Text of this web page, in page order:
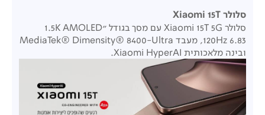
סלולר Xiaomi 15T
סלולר Xiaomi 15T 5G עם מסך בגודל "1.5K AMOLED
120Hz 6.83, מעבד MediaTek® Dimensity® 8400-Ultra
ובינה מלאכותית Xiaomi HyperAI.